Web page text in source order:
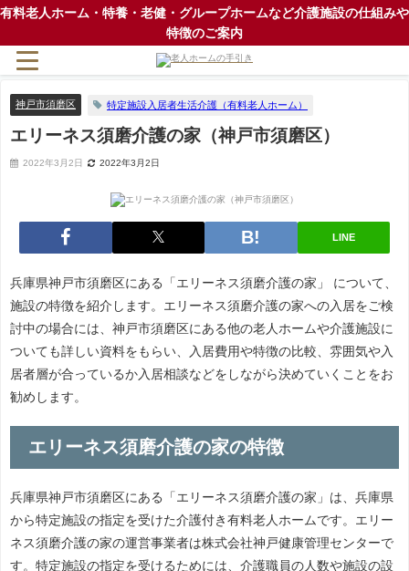
有料老人ホーム・特養・老健・グループホームなど介護施設の仕組みや
特徴のご案内
神戸市須磨区 特定施設入居者生活介護（有料老人ホーム）
エリーネス須磨介護の家（神戸市須磨区）
2022年3月2日 2022年3月2日
LINE
兵庫県神戸市須磨区にある「エリーネス須磨介護の家」 について、
施設の特徴を紹介します。エリーネス須磨介護の家への入居をご検
討中の場合には、神戸市須磨区にある他の老人ホームや介護施設に
ついても詳しい資料をもらい、入居費用や特徴の比較、雰囲気や入
居者層が合っているか入居相談などをしながら決めていくことをお
勧めします。
エリーネス須磨介護の家の特徴
兵庫県神戸市須磨区にある「エリーネス須磨介護の家」は、兵庫県
から特定施設の指定を受けた介護付き有料老人ホームです。エリー
ネス須磨介護の家の運営事業者は株式会社神戸健康管理センターで
す。特定施設の指定を受けるためには、介護職員の人数や施設の設